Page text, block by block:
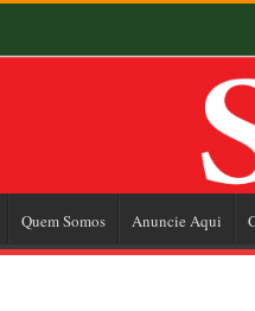
Quem Somos Anuncie Aqui